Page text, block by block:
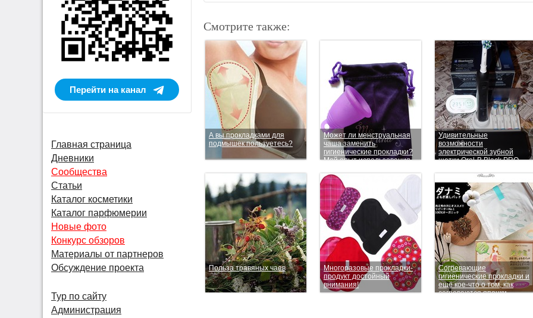
Смотрите также:
А вы прокладками для
подмышек пользуетесь?
Может ли менструальная
чаша заменить
гигиенические прокладки?
Мой опыт использования
Удивительные
возможности
электрической зубной
щетки Oral-B Black PRO
Польза травяных чаев
Многоразовые прокладки-
продукт достойный
внимания!
Согревающие
гигиенические прокладки и
ещё кое-что о том, как
согреваются японки
Перейти на канал
Главная страница
Дневники
Сообщества
Статьи
Каталог косметики
Каталог парфюмерии
Новые фото
Конкурс обзоров
Материалы от партнеров
Обсуждение проекта
Тур по сайту
Администрация